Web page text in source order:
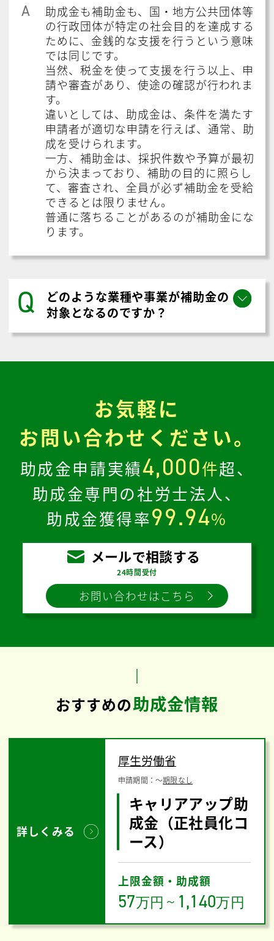
A
助成金も補助金も、国・地方公共団体等
の行政団体が特定の社会目的を達成する
ために、金銭的な支援を行うという意味
では同じです。
当然、税金を使って支援を行う以上、申
請や審査があり、使途の確認が行われま
す。
違いとしては、助成金は、条件を満たす
申請者が適切な申請を行えば、通常、助
成を受けられます。
一方、補助金は、採択件数や予算が最初
から決まっており、補助の目的に照らし
て、審査され、全員が必ず補助金を受給
できるとは限りません。
普通に落ちることがあるのが補助金にな
ります。
Q
どのような業種や事業が補助金の
対象となるのですか？
お気軽に
お問い合わせください。
助成金申請実績4,000件超、
助成金専門の社労士法人、
助成金獲得率99.94%
メールで相談する
24時間受付
お問い合わせはこちら
おすすめの助成金情報
詳しくみる
厚生労働省
申請期間：〜期限なし
キャリアアップ助
成金（正社員化コ
ース）
上限金額・助成額
57万円 ～ 1,140万円